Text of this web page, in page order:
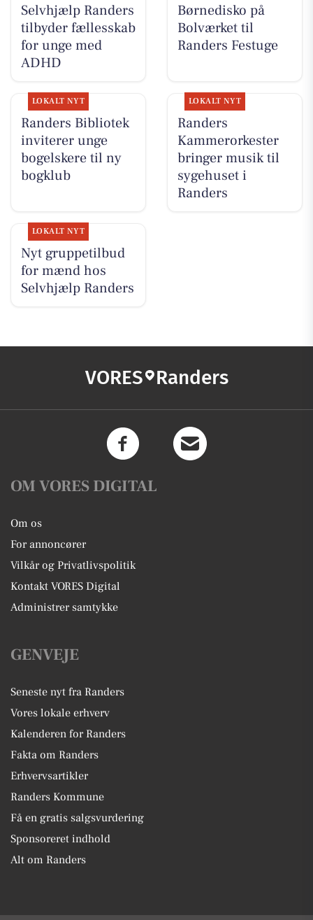
Selvhjælp Randers
tilbyder fællesskab
for unge med
ADHD
Børnedisko på
Bolværket til
Randers Festuge
LOKALT NYT
Randers Bibliotek
inviterer unge
bogelskere til ny
bogklub
LOKALT NYT
Randers
Kammerorkester
bringer musik til
sygehuset i
Randers
LOKALT NYT
Nyt gruppetilbud
for mænd hos
Selvhjælp Randers
VORES Randers
OM VORES DIGITAL
Om os
For annoncører
Vilkår og Privatlivspolitik
Kontakt VORES Digital
Administrer samtykke
GENVEJE
Seneste nyt fra Randers
Vores lokale erhverv
Kalenderen for Randers
Fakta om Randers
Erhvervsartikler
Randers Kommune
Få en gratis salgsvurdering
Sponsoreret indhold
Alt om Randers